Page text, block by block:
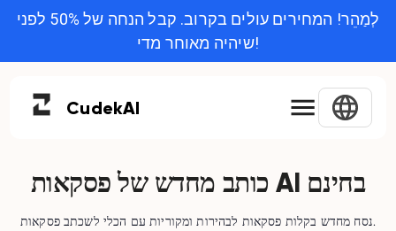
לְמַהֵר! המחירים עולים בקרוב. קבל הנחה של 50% לפני
שיהיה מאוחר מדי!
CudekAI
כותב מחדש של פסקאות AI בחינם
נסח מחדש בקלות פסקאות לבהירות ומקוריות עם הכלי לשכתב פסקאות.